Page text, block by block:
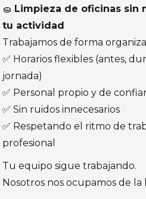
🧽 Limpieza de oficinas sin
tu actividad
Trabajamos de forma
✅ Horarios flexibles (antes,
jornada)
✅ Personal propio y de
✅ Sin ruidos innecesarios
✅ Respetando el ritmo de
profesional
Tu equipo sigue trabajando.
Nosotros nos ocupamos de la